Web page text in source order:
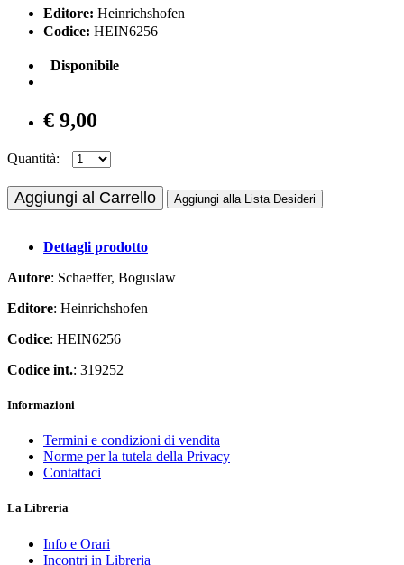
Editore: Heinrichshofen
Codice: HEIN6256
Disponibile
€ 9,00
Quantità:
Aggiungi al Carrello Aggiungi alla Lista Desideri
Dettagli prodotto
Autore: Schaeffer, Boguslaw
Editore: Heinrichshofen
Codice: HEIN6256
Codice int.: 319252
Informazioni
Termini e condizioni di vendita
Norme per la tutela della Privacy
Contattaci
La Libreria
Info e Orari
Incontri in Libreria